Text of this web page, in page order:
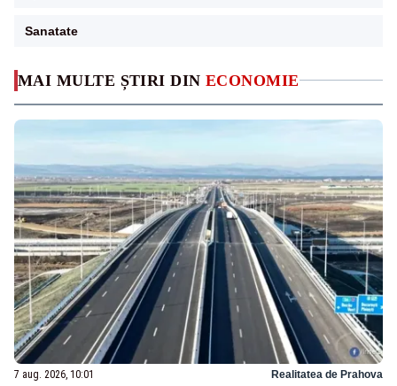
MAI MULTE ȘTIRI DIN ECONOMIE
7 aug. 2026, 10:01 Realitatea de Prahova
Sanatate